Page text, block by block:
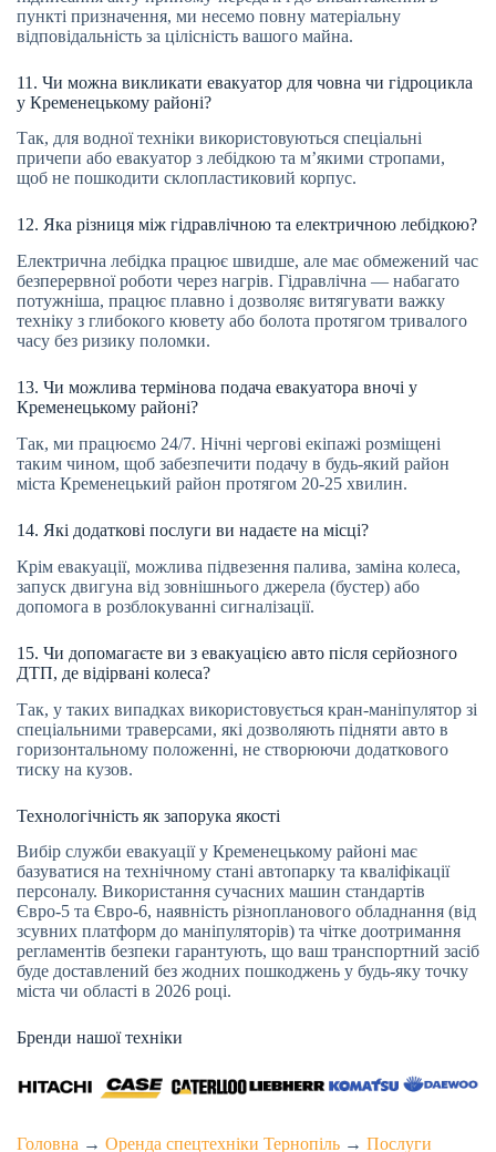
пункті призначення, ми несемо повну матеріальну
відповідальність за цілісність вашого майна.
11. Чи можна викликати евакуатор для човна чи гідроцикла
у Кременецькому районі?
Так, для водної техніки використовуються спеціальні
причепи або евакуатор з лебідкою та м’якими стропами,
щоб не пошкодити склопластиковий корпус.
12. Яка різниця між гідравлічною та електричною лебідкою?
Електрична лебідка працює швидше, але має обмежений час
безперервної роботи через нагрів. Гідравлічна — набагато
потужніша, працює плавно і дозволяє витягувати важку
техніку з глибокого кювету або болота протягом тривалого
часу без ризику поломки.
13. Чи можлива термінова подача евакуатора вночі у
Кременецькому районі?
Так, ми працюємо 24/7. Нічні чергові екіпажі розміщені
таким чином, щоб забезпечити подачу в будь-який район
міста Кременецький район протягом 20-25 хвилин.
14. Які додаткові послуги ви надаєте на місці?
Крім евакуації, можлива підвезення палива, заміна колеса,
запуск двигуна від зовнішнього джерела (бустер) або
допомога в розблокуванні сигналізації.
15. Чи допомагаєте ви з евакуацією авто після серйозного
ДТП, де відірвані колеса?
Так, у таких випадках використовується кран-маніпулятор зі
спеціальними траверсами, які дозволяють підняти авто в
горизонтальному положенні, не створюючи додаткового
тиску на кузов.
Технологічність як запорука якості
Вибір служби евакуації у Кременецькому районі має
базуватися на технічному стані автопарку та кваліфікації
персоналу. Використання сучасних машин стандартів
Євро-5 та Євро-6, наявність різнопланового обладнання (від
зсувних платформ до маніпуляторів) та чітке доотримання
регламентів безпеки гарантують, що ваш транспортний засіб
буде доставлений без жодних пошкоджень у будь-яку точку
міста чи області в 2026 році.
Бренди нашої техніки
Головна → Оренда спецтехніки Тернопіль → Послуги